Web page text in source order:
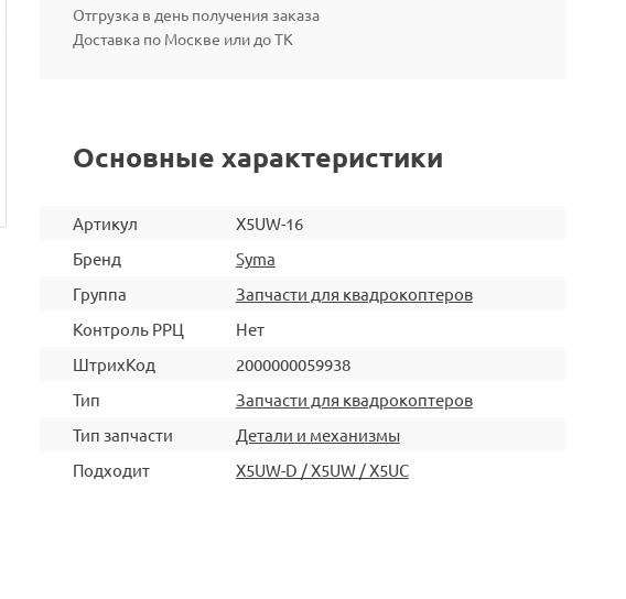
Отгрузка в день получения заказа
Доставка по Москве или до ТК
Основные характеристики
Артикул
X5UW-16
Бренд
Syma
Группа
Запчасти для квадрокоптеров
Контроль РРЦ
Нет
ШтрихКод
2000000059938
Тип
Запчасти для квадрокоптеров
Тип запчасти
Детали и механизмы
Подходит
X5UW-D / X5UW / X5UC